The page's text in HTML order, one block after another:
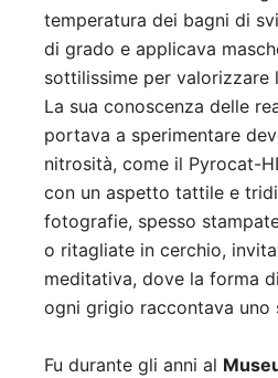
temperatura dei bagni di
di grado e applicava
sottilissime per valorizzare
La sua conoscenza delle
portava a sperimentare
nitrosità, come il Pyrocat-
con un aspetto tattile e
fotografie, spesso
o ritagliate in cerchio,
meditativa, dove la forma
ogni grigio raccontava uno
Fu durante gli anni al